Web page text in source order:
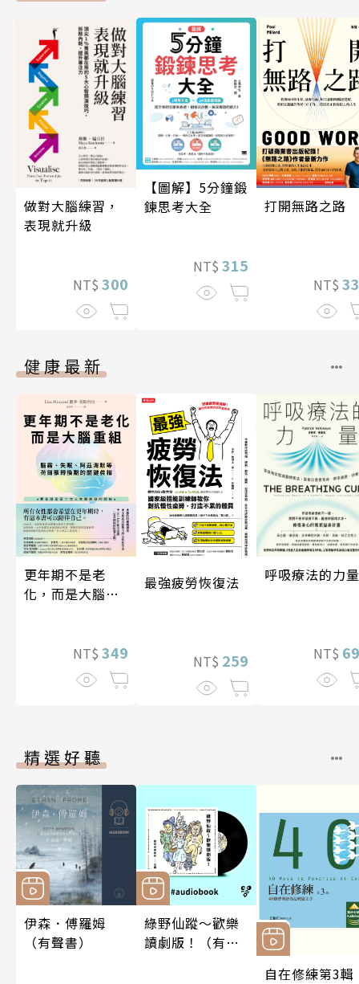
做對大腦練習，
表現就升級
NT$ 300
【圖解】5分鐘鍛
鍊思考大全
NT$ 315
打開無路之路
NT$
健康最新
更年期不是老
化，而是大腦重
NT$ 349
最強疲勞恢復法
NT$ 259
呼吸療法的力量
NT$
精選好聽
伊森．傅羅姆
（有聲書）
綠野仙蹤～歡樂
讀劇版！（有聲
自在修練第3輯